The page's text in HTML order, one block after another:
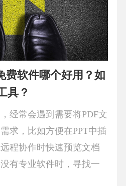
费软件哪个好用？如
具？
经常会遇到需要将PDF文
求，比如方便在PPT中插
程协作时快速预览文档
有专业软件时，寻找一